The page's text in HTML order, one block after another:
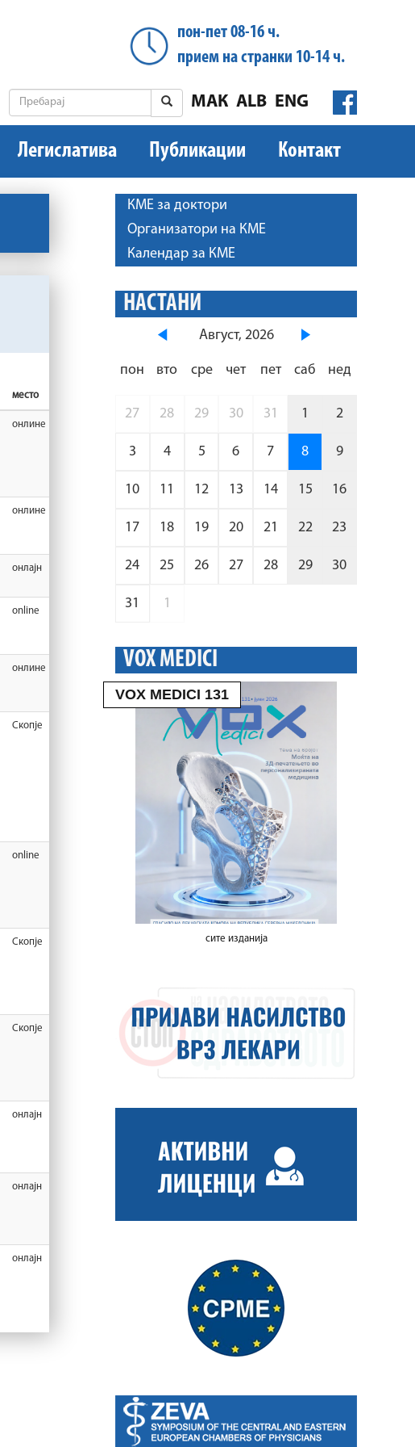
пон-пет 08-16 ч.
прием на странки 10-14 ч.
ENG
ALB
МАК
Легислатива Публикации Контакт
место
онлине
онлине
онлајн
online
онлине
Скопје
online
Скопје
Скопје
онлајн
онлајн
онлајн
КМЕ за доктори
Организатори на КМЕ
Календар за КМЕ
НАСТАНИ
Август, 2026
пон вто сре чет пет саб нед
27 28 29 30 31 1 2
3 4 5 6 7 8 9
10 11 12 13 14 15 16
17 18 19 20 21 22 23
24 25 26 27 28 29 30
31 1
VOX MEDICI
VOX MEDICI 131
сите изданија